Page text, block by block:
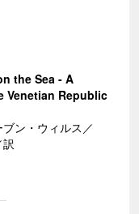
the Sea - A
Venetian Republic
ン・ウィルス／